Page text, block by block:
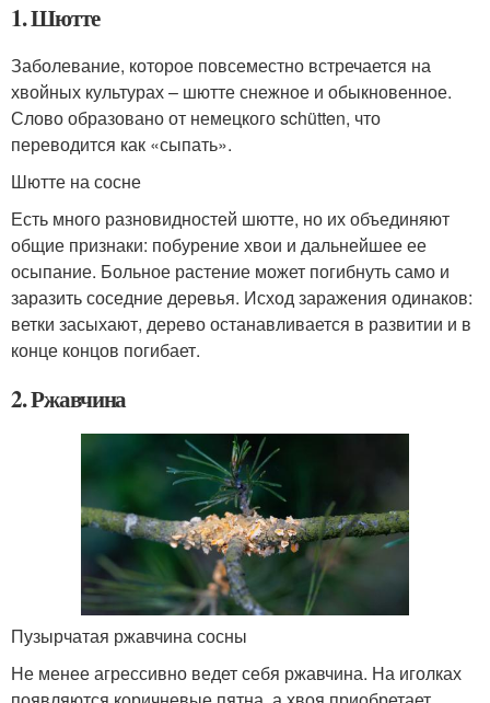
1. Шютте
Заболевание, которое повсеместно встречается на
хвойных культурах – шютте снежное и обыкновенное.
Слово образовано от немецкого schütten, что
переводится как «сыпать».
Шютте на сосне
Есть много разновидностей шютте, но их объединяют
общие признаки: побурение хвои и дальнейшее ее
осыпание. Больное растение может погибнуть само и
заразить соседние деревья. Исход заражения одинаков:
ветки засыхают, дерево останавливается в развитии и в
конце концов погибает.
2. Ржавчина
Пузырчатая ржавчина сосны
Не менее агрессивно ведет себя ржавчина. На иголках